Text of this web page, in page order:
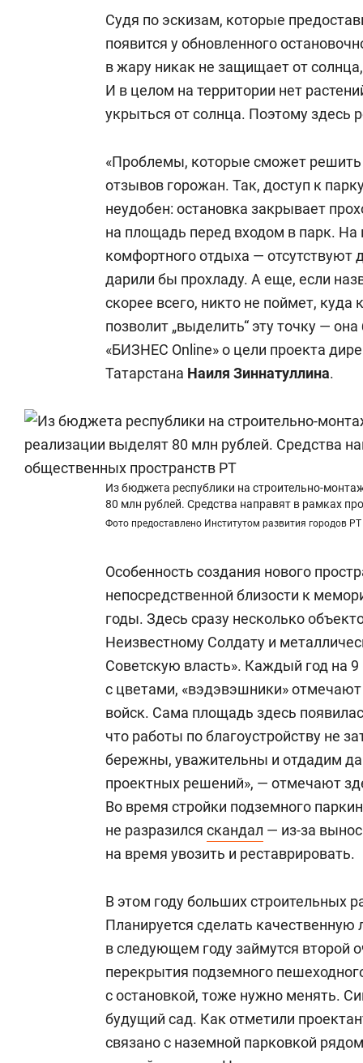
Судя по эскизам, которые
появится у обновленного
в жару никак не защищает от
И в целом на территории нет
укрыться от солнца. Поэтому
«Проблемы, которые сможет
отзывов горожан. Так, доступ к
неудобен: остановка закрывает
на площадь перед входом в парк.
комфортного отдыха — отсутствуют
дарили бы прохладу. А еще, если
скорее всего, никто не поймет,
позволит „выделить“ эту точку —
«БИЗНЕС Online» о цели проекта
Татарстана Наиля Зиннатуллина.
Из бюджета республики на строительно-
80 млн рублей. Средства направят в рамках
Фото предоставлено Институтом развития городов РТ
Особенность создания нового
непосредственной близости к
годы. Здесь сразу несколько
Неизвестному Солдату и
Советскую власть». Каждый год на
с цветами, «вэдэвэшники»
войск. Сама площадь здесь
что работы по благоустройству не
бережны, уважительны и отдадим
проектных решений», — отмечают
Во время стройки подземного
не разразился скандал — из-за
на время увозить и реставрировать.
В этом году больших строительных
Планируется сделать
в следующем году займутся второй
перекрытия подземного
с остановкой, тоже нужно менять.
будущий сад. Как отметили
связано с наземной парковкой